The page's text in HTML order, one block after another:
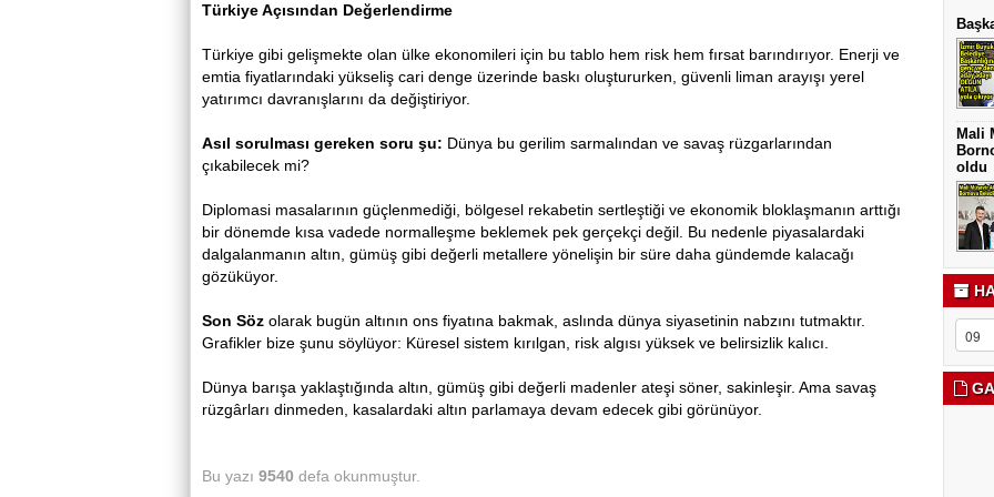
Türkiye Açısından Değerlendirme
Türkiye gibi gelişmekte olan ülke ekonomileri için bu tablo hem risk hem fırsat barındırıyor. Enerji ve
emtia fiyatlarındaki yükseliş cari denge üzerinde baskı oluştururken, güvenli liman arayışı yerel
yatırımcı davranışlarını da değiştiriyor.
Asıl sorulması gereken soru şu: Dünya bu gerilim sarmalından ve savaş rüzgarlarından
çıkabilecek mi?
Diplomasi masalarının güçlenmediği, bölgesel rekabetin sertleştiği ve ekonomik bloklaşmanın arttığı
bir dönemde kısa vadede normalleşme beklemek pek gerçekçi değil. Bu nedenle piyasalardaki
dalgalanmanın altın, gümüş gibi değerli metallere yönelişin bir süre daha gündemde kalacağı
gözüküyor.
Son Söz olarak bugün altının ons fiyatına bakmak, aslında dünya siyasetinin nabzını tutmaktır.
Grafikler bize şunu söylüyor: Küresel sistem kırılgan, risk algısı yüksek ve belirsizlik kalıcı.
Dünya barışa yaklaştığında altın, gümüş gibi değerli madenler ateşi söner, sakinleşir. Ama savaş
rüzgârları dinmeden, kasalardaki altın parlamaya devam edecek gibi görünüyor.
Bu yazı 9540 defa okunmuştur.
Mali
oldu